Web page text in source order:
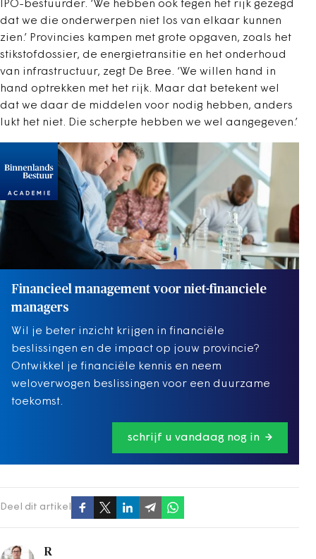
IPO-bestuurder. ‘We hebben ook tegen het rijk gezegd
dat we die onderwerpen niet los van elkaar kunnen
zien.’ Provincies kampen met grote opgaven, zoals het
stikstofdossier, de energietransitie en het onderhoud
van infrastructuur, zegt De Bree. ‘We willen hand in
hand optrekken met het rijk. Maar dat betekent wel
dat we daar de middelen voor nodig hebben, anders
lukt het niet. Die scherpte hebben we wel aangegeven.’
Financieel management voor niet-financiele
managers
Wil je beter inzicht krijgen in financiële
beslissingen en de impact op jouw provincie?
Ontwikkel je financiële kennis en neem
weloverwogen beslissingen voor een duurzame
toekomst.
schrijf u vandaag nog in
Deel dit artikel
R